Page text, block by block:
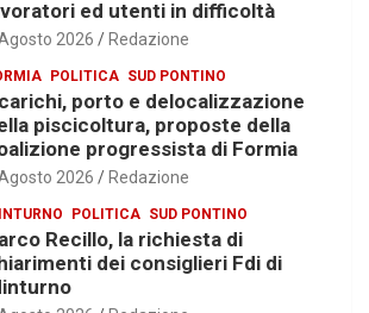
ed utenti in difficoltà
2026 Redazione
POLITICA SUD PONTINO
porto e delocalizzazione
piscicoltura, proposte della
progressista di Formia
2026 Redazione
POLITICA SUD PONTINO
Recillo, la richiesta di
dei consiglieri Fdi di